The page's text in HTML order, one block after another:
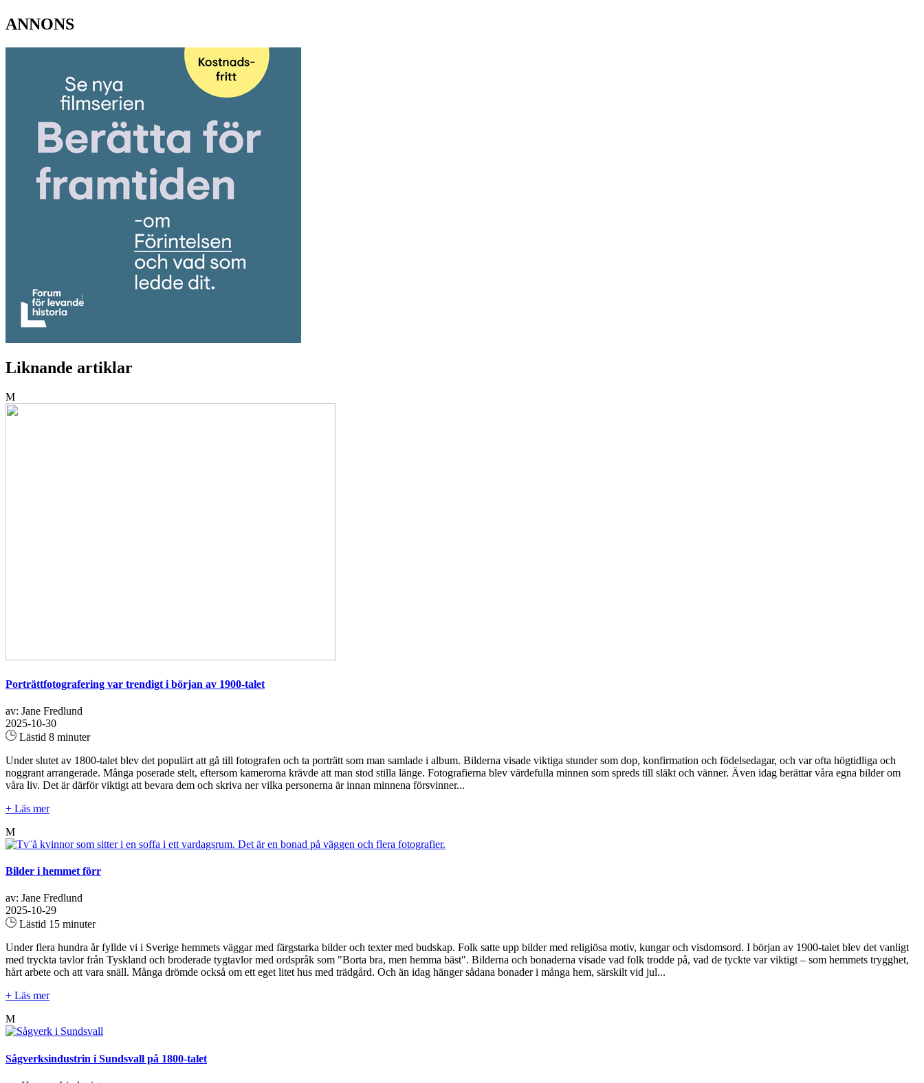
ANNONS
Liknande artiklar
M
Porträttfotografering var trendigt i början av 1900-talet
av: Jane Fredlund
2025-10-30
Lästid 8 minuter
Under slutet av 1800-talet blev det populärt att gå till fotografen och ta porträtt som man samlade i album. Bilderna visade viktiga stunder som dop, konfirmation och födelsedagar, och var ofta högtidliga och
noggrant arrangerade. Många poserade stelt, eftersom kamerorna krävde att man stod stilla länge. Fotografierna blev värdefulla minnen som spreds till släkt och vänner. Även idag berättar våra egna bilder om
våra liv. Det är därför viktigt att bevara dem och skriva ner vilka personerna är innan minnena försvinner...
+ Läs mer
M
Bilder i hemmet förr
av: Jane Fredlund
2025-10-29
Lästid 15 minuter
Under flera hundra år fyllde vi i Sverige hemmets väggar med färgstarka bilder och texter med budskap. Folk satte upp bilder med religiösa motiv, kungar och visdomsord. I början av 1900-talet blev det vanligt
med tryckta tavlor från Tyskland och broderade tygtavlor med ordspråk som "Borta bra, men hemma bäst". Bilderna och bonaderna visade vad folk trodde på, vad de tyckte var viktigt – som hemmets trygghet,
hårt arbete och att vara snäll. Många drömde också om ett eget litet hus med trädgård. Och än idag hänger sådana bonader i många hem, särskilt vid jul...
+ Läs mer
M
Sågverksindustrin i Sundsvall på 1800-talet